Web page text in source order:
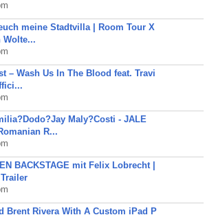
meine Stadtvilla | Room Tour X
Wolte...
– Wash Us In The Blood feat. Travi
Maly?Costi - JALE
R...
BACKSTAGE mit Felix Lobrecht |
Brent Rivera With A Custom iPad P